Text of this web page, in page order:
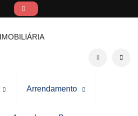
Search social
Arrendamento